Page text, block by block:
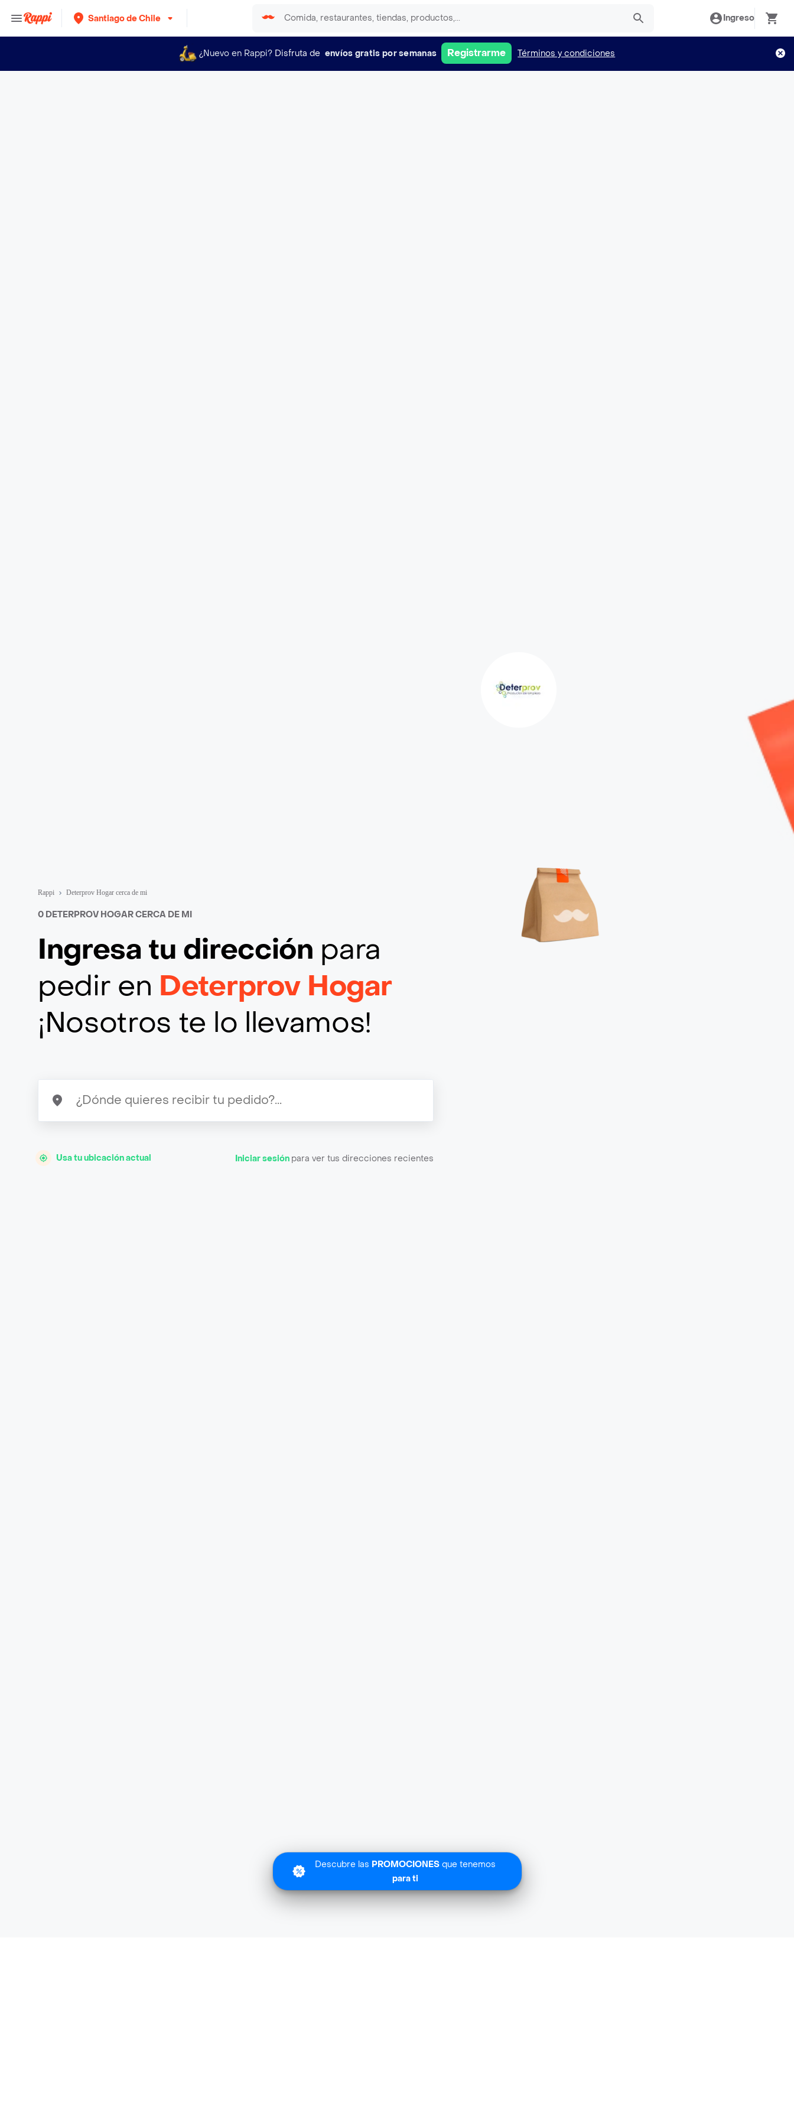
Santiago de Chile Ingreso
Descubre las PROMOCIONES que tenemos
para ti
¿Nuevo en Rappi? Disfruta de envíos gratis por semanas Registrarme Términos y condiciones
Rappi Deterprov Hogar cerca de mi
0 DETERPROV HOGAR CERCA DE MI
Ingresa tu dirección para
pedir en Deterprov Hogar
¡Nosotros te lo llevamos!
Usa tu ubicación actual Iniciar sesión para ver tus direcciones recientes